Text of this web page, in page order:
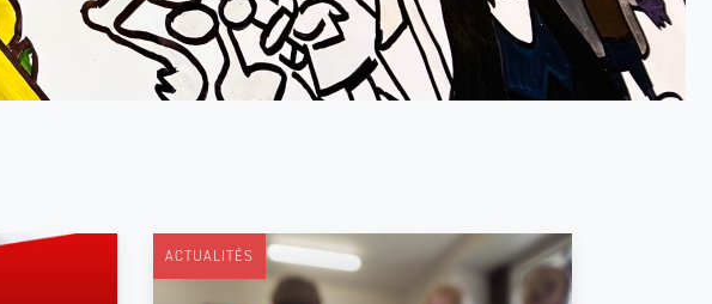
ACTUALITÉS